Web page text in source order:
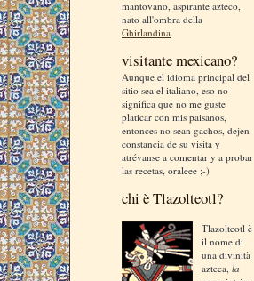
mantovano, aspirante azteco,
nato all'ombra della
Ghirlandina.
visitante mexicano?
Aunque el idioma principal del
sitio sea el italiano, eso no
significa que no me guste
platicar con mis paisanos,
entonces no sean gachos, dejen
constancia de su visita y
atrévanse a comentar y a probar
las recetas, oraleee ;-)
chi è Tlazolteotl?
Tlazolteotl è
il nome di
una divinità
azteca, la